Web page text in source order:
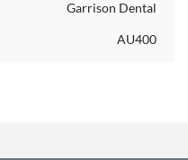
Garrison Dental
AU400